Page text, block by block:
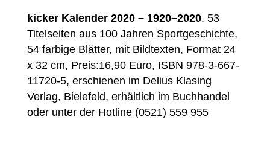
kicker Kalender 2020 – 1920–2020. 53
Titelseiten aus 100 Jahren Sportgeschichte,
54 farbige Blätter, mit Bildtexten, Format 24
x 32 cm, Preis:16,90 Euro, ISBN 978-3-667-
11720-5, erschienen im Delius Klasing
Verlag, Bielefeld, erhältlich im Buchhandel
oder unter der Hotline (0521) 559 955